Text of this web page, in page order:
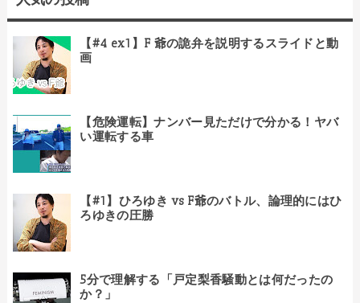
【#4 ex1】F 爺の詭弁を説明するスライドと動
画
【危険運転】ナンバー見ただけで分かる！ヤバ
い運転する車
【#1】ひろゆき vs F爺のバトル、論理的にはひ
ろゆきの圧勝
5分で理解する「戸定梨香騒動とは何だったの
か？」